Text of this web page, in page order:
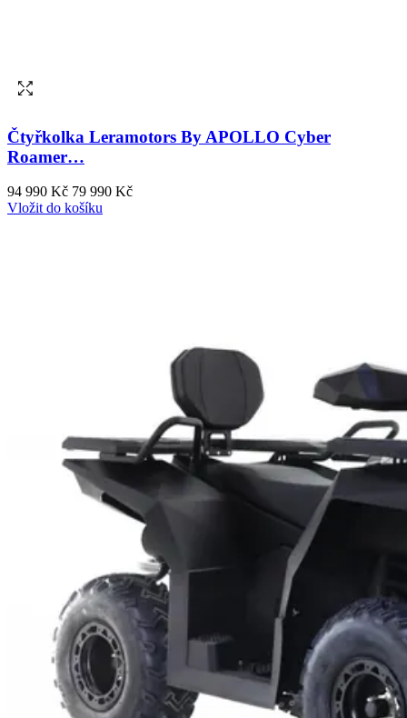
Čtyřkolka Leramotors By APOLLO Cyber
Roamer…
94 990 Kč 79 990 Kč
Vložit do košíku